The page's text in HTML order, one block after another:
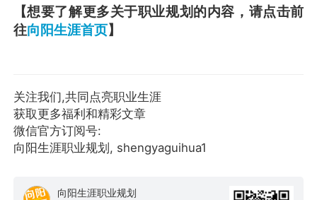
【想要了解更多关于职业规划的内容，请点击前
往向阳生涯首页】
关注我们,共同点亮职业生涯
获取更多福利和精彩文章
微信官方订阅号:
向阳生涯职业规划, shengyaguihua1
向阳生涯职业规划